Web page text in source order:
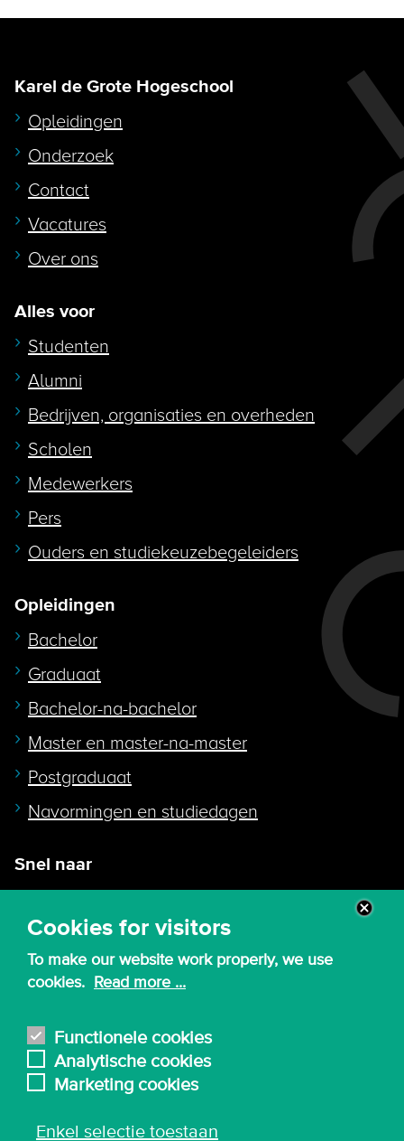
Cookies for visitors
To make our website work properly, we use
cookies. Read more ...
Functionele cookies
Analytische cookies
Marketing cookies
Enkel selectie toestaan
Karel de Grote Hogeschool
Opleidingen
Onderzoek
Contact
Vacatures
Over ons
Alles voor
Studenten
Alumni
Bedrijven, organisaties en overheden
Scholen
Medewerkers
Pers
Ouders en studiekeuzebegeleiders
Opleidingen
Bachelor
Graduaat
Bachelor-na-bachelor
Master en master-na-master
Postgraduaat
Navormingen en studiedagen
Snel naar
Webmail
Canvas
Bibliotheek
English